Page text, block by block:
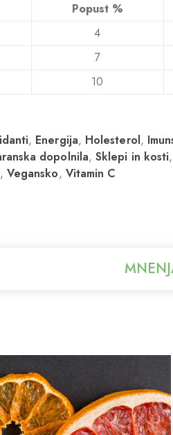
Popust %
4
7
10
, Energija, Holesterol,
dopolnila,Sklepi in kosti
, Vegansko, Vitamin C